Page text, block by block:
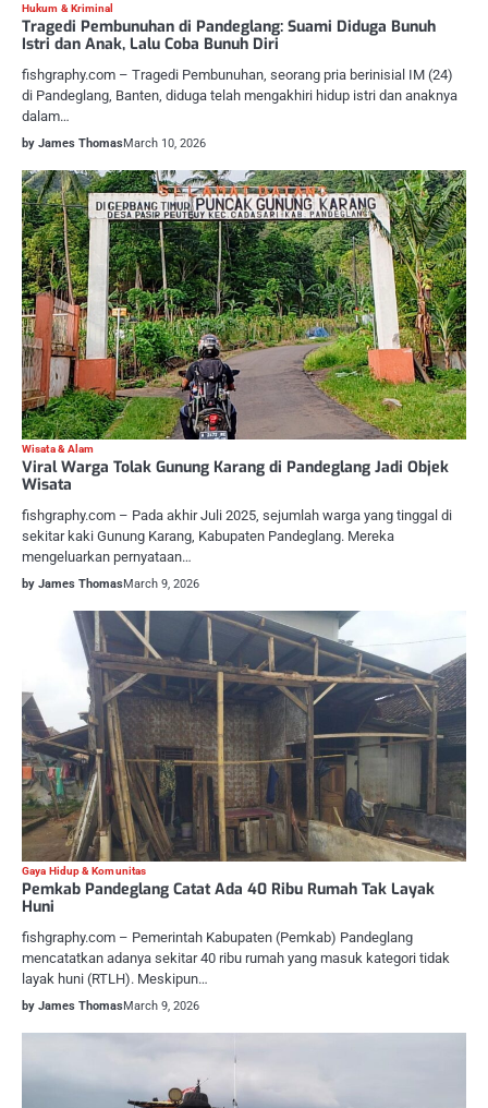
Hukum & Kriminal
Tragedi Pembunuhan di Pandeglang: Suami Diduga Bunuh
Istri dan Anak, Lalu Coba Bunuh Diri
fishgraphy.com – Tragedi Pembunuhan, seorang pria berinisial IM (24)
di Pandeglang, Banten, diduga telah mengakhiri hidup istri dan anaknya
dalam…
by James ThomasMarch 10, 2026
Wisata & Alam
Viral Warga Tolak Gunung Karang di Pandeglang Jadi Objek
Wisata
fishgraphy.com – Pada akhir Juli 2025, sejumlah warga yang tinggal di
sekitar kaki Gunung Karang, Kabupaten Pandeglang. Mereka
mengeluarkan pernyataan…
by James ThomasMarch 9, 2026
Gaya Hidup & Komunitas
Pemkab Pandeglang Catat Ada 40 Ribu Rumah Tak Layak
Huni
fishgraphy.com – Pemerintah Kabupaten (Pemkab) Pandeglang
mencatatkan adanya sekitar 40 ribu rumah yang masuk kategori tidak
layak huni (RTLH). Meskipun…
by James ThomasMarch 9, 2026